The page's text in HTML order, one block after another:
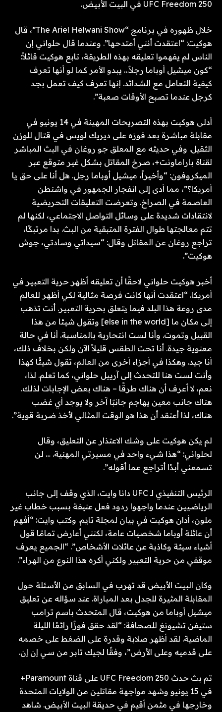
UFC Freedom 250 في البيت الأبيض.
خلال ظهوره في برنامج “The Ariel Helwani Show”، قال
هوكيت: “اعتقدت أنني أمتدحها”. وعندما قال حلواني إن
الناس لم يفهموا تعليقه بهذه الطريقة، تابع هوكيت قائلاً:
“كون ميشيل أوباما رجلاً… يبدو الأمر كما لو أنها تعرف
كيفية التعامل مع الشدائد. إنها تعرف كيف تعمل بجد
كرجل عندما تصبح الأوقات صعبة”.
أدلى هوكيت بهذه التصريحات المهينة في 14 يونيو في
مقابلة مباشرة بعد فوزه على ديريك لويس في قتال للوزن
الثقيل. وفي حديثه مع المعلق جو روغان في البث المباشر
لقناة باراماونت+، صرخ المقاتل بشكل غير متوقع عبر
الميكروفون: “وأخيراً، ميشيل أوباما رجل. هل أنا على حق يا
أمريكا؟”، مما أدى إلى انفجار الجمهور في واشنطن
العاصمة في الصراخ. وتعرضت التعليقات التحريضية
لانتقادات شديدة على وسائل التواصل الاجتماعي، لكنها لم
تتم معالجتها طوال الفترة المتبقية من البث. بدا مرتبكًا،
تراجع روغان عن المقاتل وقال: “سيداتي وسادتي، جوش
هوكيت”.
أخبر هوكيت حلواني لاحقًا أن تعليقه أظهر حرية التعبير في
أمريكا. “اعتقدت أنها كانت فرصة مثالية لكي أظهر للعالم
مدى روعة هذا البلد فيما يتعلق بحرية التعبير. أنت تذهب
إلى مكان ما [else in the world] وتقول شيئا من هذا
القبيل وتموت. وأنا لست انتحارية بالمناسبة. أنا في حالة
معنوية جيدة. أنا تحت الطقس قليلاً الآن ولكن بخلاف ذلك،
أنا جيد. وهكذا في أجزاء أخرى من العالم، تقول شيئًا كهذا
وأنت لست هنا للتحدث إلى آرييل حلواني، كما تعلم. لذا،
نعم، لا أعرف أن هناك طرقًا – هناك بعض الإجابات لذلك.
هناك جانب معين يهاجم جانبًا آخر ولا يوجد أي غضب
هناك، لذا أعتقد أن هذا هو الوقت المثالي لأخذ ضربة قوية”.
لم يكن هوكيت على وشك الاعتذار عن التعليق، وقال
لحلواني: “هذا شيء واحد في مسيرتي المهنية. … لن
تسمعني أبدًا أتراجع عما أقوله”.
الرئيس التنفيذي لـ UFC دانا وايت، الذي وقف إلى جانب
الرياضيين عندما واجهوا ردود فعل عنيفة بسبب خطاب غير
ملون، أدان هوكيت في بيان لمجلة تايم. وكتب وايت: “أفهم
أن عائلة أوباما شخصيات عامة، لكنني أعارض تمامًا قول
أشياء سيئة وكاذبة عن عائلات الأشخاص”. “الجميع يعرف
موقفي من حرية التعبير ولكني أكره هذا النوع من الهراء”.
وكان البيت الأبيض قد تهرب في السابق من الأسئلة حول
المقابلة المثيرة للجدل بعد المباراة. عند سؤاله عن تعليق
ميشيل أوباما من هوكيت، قال المتحدث باسم ترامب
ستيفن تشيونغ للصحافة: “لقد حقق فوزًا رائعًا الليلة
الماضية. لقد أظهر صلابة وقدرة على الضغط على خصمه
على قدميه وعلى الأرض”، وفقًا لجيك تابر من سي إن إن.
تم بث حدث UFC Freedom 250 على قناة Paramount+
في 15 يونيو وشهد مواجهة مقاتلين من الولايات المتحدة
وخارجها في مثمن أقيم في حديقة البيت الأبيض. شاهد